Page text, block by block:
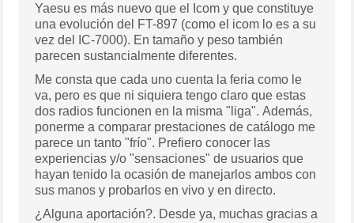
Yaesu es más nuevo que el Icom y que constituye
una evolución del FT-897 (como el icom lo es a su
vez del IC-7000). En tamaño y peso también
parecen sustancialmente diferentes.
Me consta que cada uno cuenta la feria como le
va, pero es que ni siquiera tengo claro que estas
dos radios funcionen en la misma "liga". Además,
ponerme a comparar prestaciones de catálogo me
parece un tanto "frío". Prefiero conocer las
experiencias y/o "sensaciones" de usuarios que
hayan tenido la ocasión de manejarlos ambos con
sus manos y probarlos en vivo y en directo.
¿Alguna aportación?. Desde ya, muchas gracias a